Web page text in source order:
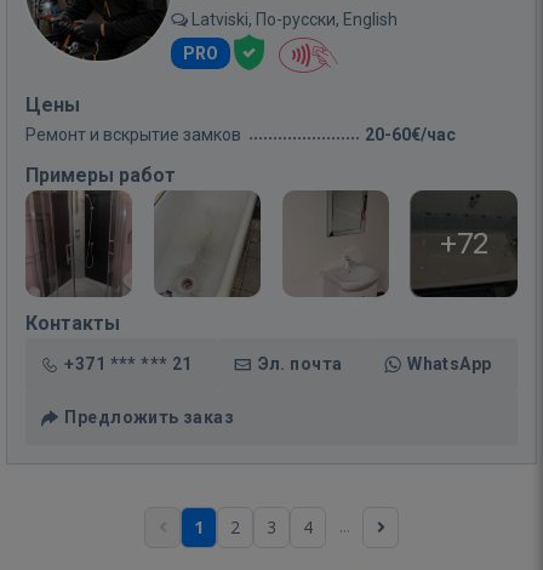
Latviski, По-русски, English
PRO
Цены
Ремонт и вскрытие замков 20-60€/час
Примеры работ
+72
Контакты
+371 *** *** 21 Эл. почта WhatsApp
Предложить заказ
1 2 3 4 ...